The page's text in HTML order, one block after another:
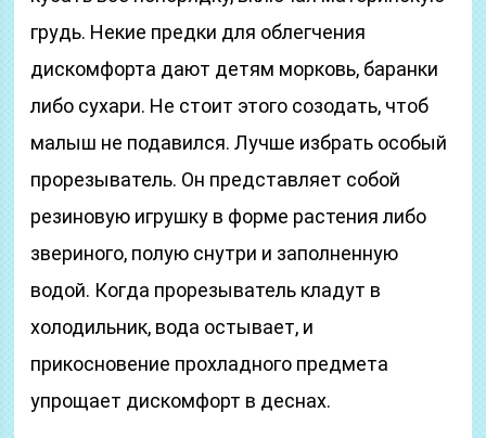
грудь. Некие предки для облегчения
дискомфорта дают детям морковь, баранки
либо сухари. Не стоит этого созодать, чтоб
малыш не подавился. Лучше избрать особый
прорезыватель. Он представляет собой
резиновую игрушку в форме растения либо
звериного, полую снутри и заполненную
водой. Когда прорезыватель кладут в
холодильник, вода остывает, и
прикосновение прохладного предмета
упрощает дискомфорт в деснах.